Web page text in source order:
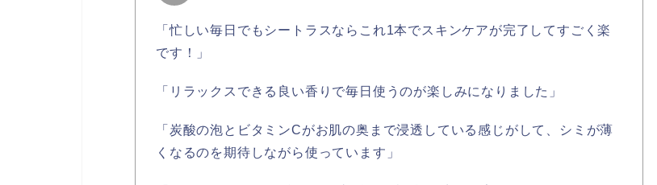
「忙しい毎日でもシートラスならこれ1本でスキンケアが完了してすごく楽
です！」
「リラックスできる良い香りで毎日使うのが楽しみになりました」
「炭酸の泡とビタミンCがお肌の奥まで浸透している感じがして、シミが薄
くなるのを期待しながら使っています」